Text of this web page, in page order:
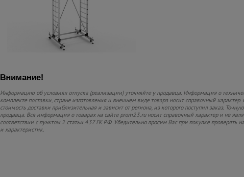
Внимание!
Информацию об условиях отпуска (реализации) уточняйте у продавца. Информация о
комплекте поставки, стране изготовления и внешнем виде товара носит справочный характер.
стоимость доставки приблизительная и зависит от региона, из которого поступил заказ.
продавца. Вся информация о товарах на сайте prom23.ru носит справочный характер и не
соответствии с пунктом 2 статьи 437 ГК РФ. Убедительно просим Вас при покупке
и характеристик.